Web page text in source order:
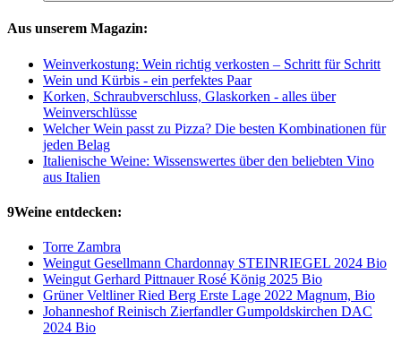
Aus unserem Magazin:
Weinverkostung: Wein richtig verkosten – Schritt für Schritt
Wein und Kürbis - ein perfektes Paar
Korken, Schraubverschluss, Glaskorken - alles über
Weinverschlüsse
Welcher Wein passt zu Pizza? Die besten Kombinationen für
jeden Belag
Italienische Weine: Wissenswertes über den beliebten Vino
aus Italien
9Weine entdecken:
Torre Zambra
Weingut Gesellmann Chardonnay STEINRIEGEL 2024 Bio
Weingut Gerhard Pittnauer Rosé König 2025 Bio
Grüner Veltliner Ried Berg Erste Lage 2022 Magnum, Bio
Johanneshof Reinisch Zierfandler Gumpoldskirchen DAC
2024 Bio